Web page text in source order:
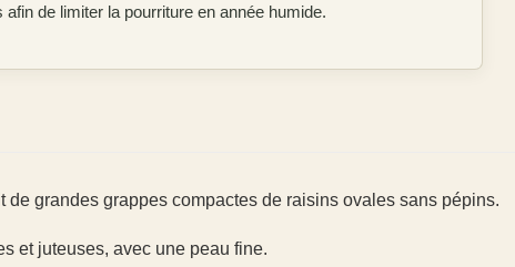
de limiter la pourriture en année humide.
de grandes grappes compactes de raisins ovales sans pépins.
et juteuses, avec une peau fine.